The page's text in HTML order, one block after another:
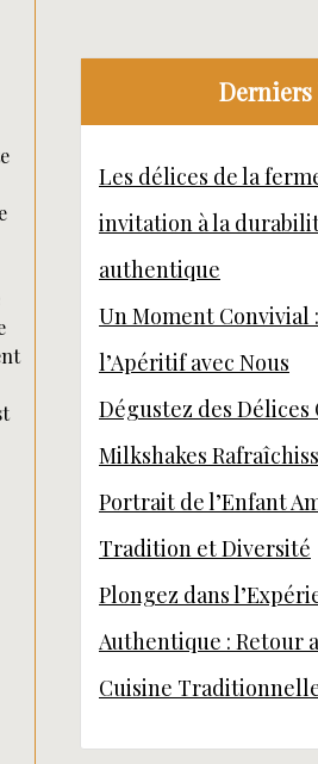
Derniers
Les délices de la
invitation à la
authentique
Un Moment Convivial
l’Apéritif avec Nous
Dégustez des Délices
Milkshakes
Portrait de l’Enfant
Tradition et Diversité
Plongez dans
Authentique : Retour
Cuisine